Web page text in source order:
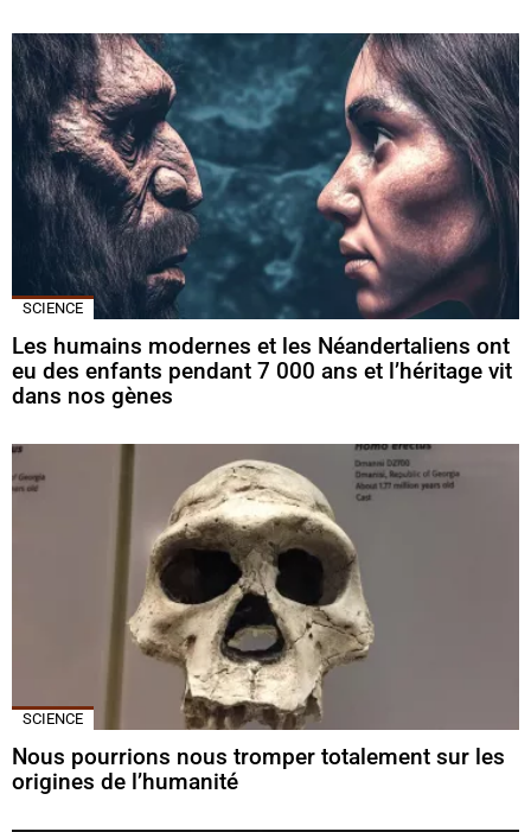
SCIENCE
Les humains modernes et les Néandertaliens ont
eu des enfants pendant 7 000 ans et l’héritage vit
dans nos gènes
SCIENCE
Nous pourrions nous tromper totalement sur les
origines de l’humanité